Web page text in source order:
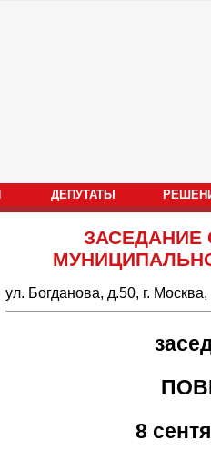
ДЕПУТАТЫ
ЗАСЕДАНИЕ
ул. Богданова, д.50, г.
8